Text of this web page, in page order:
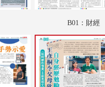
B01：財經